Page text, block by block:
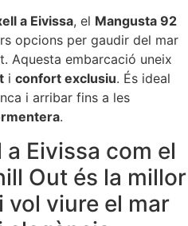
a Eivissa, el Mangusta 92
opcions per gaudir del mar
Aquesta embarcació uneix
i confort exclusiu. És ideal
i arribar fins a les
.
Eivissa com el
Out és la millor
vol viure el mar